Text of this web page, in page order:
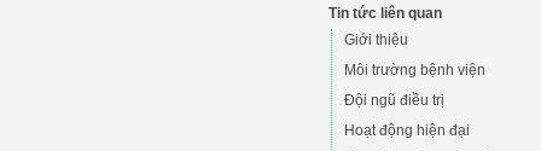
Tin tức liên quan
Giới thiệu
Môi trường bệnh viện
Đội ngũ điều trị
Hoạt động hiện đại